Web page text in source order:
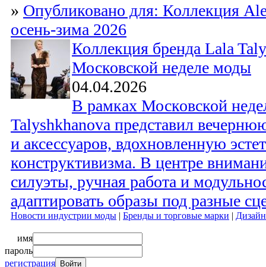
» Опубликовано для: Коллекция
осень-зима 2026
Коллекция бренда Lala
Московской неделе моды
04.04.2026
В рамках Московской
Talyshkhanova представил
и аксессуаров, вдохновленную
конструктивизма. В центре
силуэты, ручная работа и
адаптировать образы под разные
Новости индустрии моды | Бренды и торговые марки |
имя
пароль
регистрация